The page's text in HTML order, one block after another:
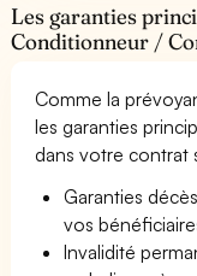
Les garanties
Conditionneur /
Comme la
les garanties
dans votre contrat
Garanties
vos
Invalidité